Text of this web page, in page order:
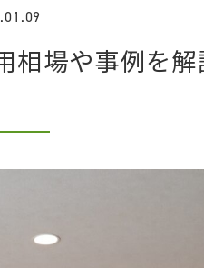
場や事例を